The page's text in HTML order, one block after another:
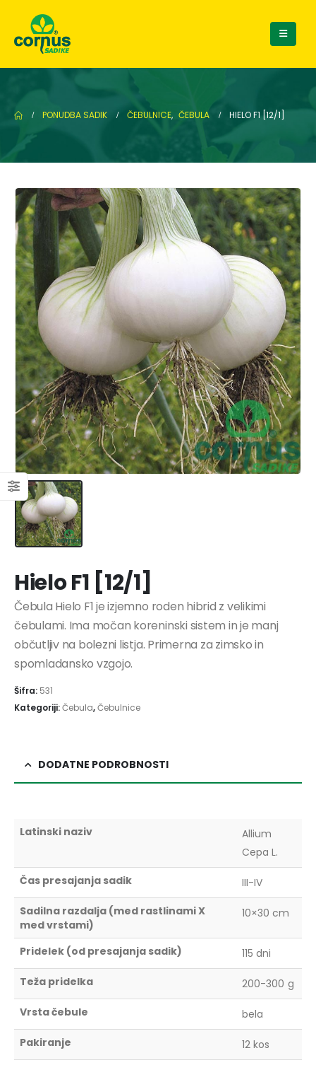
PONUDBA SADIK ČEBULNICE, ČEBULA HIELO F1 [12/1]
Hielo F1 [12/1]
Čebula Hielo F1 je izjemno roden hibrid z velikimi
čebulami. Ima močan koreninski sistem in je manj
občutljiv na bolezni listja. Primerna za zimsko in
spomladansko vzgojo.
Šifra: 531
Kategoriji:Čebula,Čebulnice
DODATNE PODROBNOSTI
Latinski naziv
Allium
Cepa L.
Čas presajanja sadik
III-IV
Sadilna razdalja (med rastlinami X
med vrstami)
10×30 cm
Pridelek (od presajanja sadik)
115 dni
Teža pridelka
200-300 g
Vrsta čebule
bela
Pakiranje
12 kos